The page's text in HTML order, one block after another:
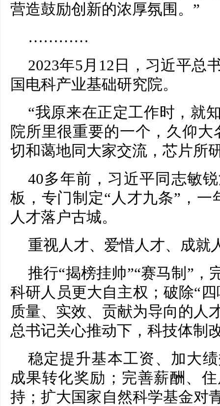
营造鼓励创新的浓厚氛围。”
…………
2023年5月12日，习近平总
国电科产业基础研究院。
“我原来在正定工作时，就
院所里很重要的一个，久仰
切和蔼地同大家交流，芯片所
40多年前，习近平同志敏
板，专门制定“人才九条”，一
人才落户古城。
重视人才、爱惜人才、成就
推行“揭榜挂帅”“赛马制”，
科研人员更大自主权；破除“
质量、实效、贡献为导向的
总书记关心推动下，科技体制
稳定提升基本工资、加大
成果转化奖励；完善薪酬、
持；扩大国家自然科学基金